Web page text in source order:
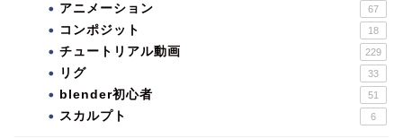
アニメーション
67
コンポジット 18
チュートリアル動画 229
リグ 33
blender初心者 51
スカルプト 6